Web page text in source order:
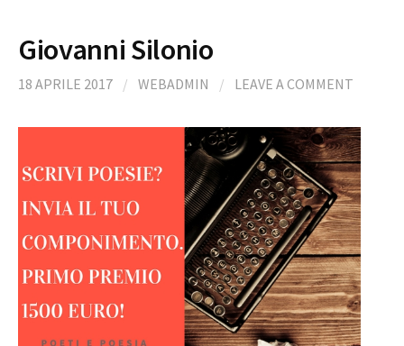
Giovanni Silonio
18 APRILE 2017 / WEBADMIN / LEAVE A COMMENT